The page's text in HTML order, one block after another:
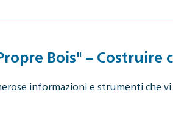
Bois" –
informazioni e strumenti che